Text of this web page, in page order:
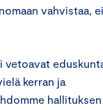
vahvistaa, ei
vetoavat
kerran ja
hallituksen